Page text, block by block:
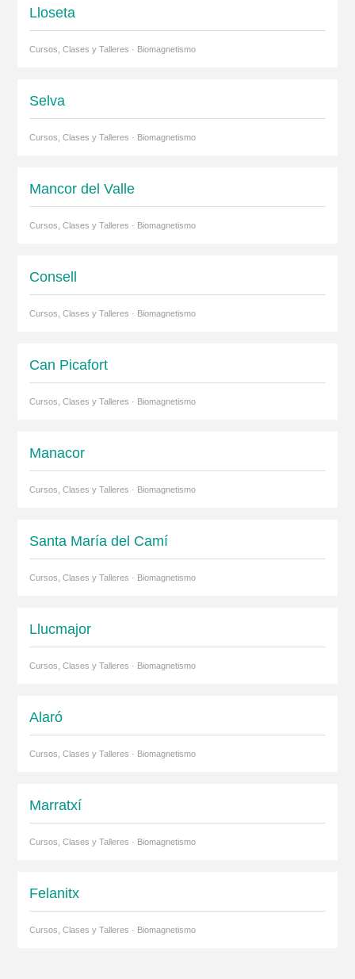
Lloseta
Cursos, Clases y Talleres · Biomagnetismo
Selva
Cursos, Clases y Talleres · Biomagnetismo
Mancor del Valle
Cursos, Clases y Talleres · Biomagnetismo
Consell
Cursos, Clases y Talleres · Biomagnetismo
Can Picafort
Cursos, Clases y Talleres · Biomagnetismo
Manacor
Cursos, Clases y Talleres · Biomagnetismo
Santa María del Camí
Cursos, Clases y Talleres · Biomagnetismo
Llucmajor
Cursos, Clases y Talleres · Biomagnetismo
Alaró
Cursos, Clases y Talleres · Biomagnetismo
Marratxí
Cursos, Clases y Talleres · Biomagnetismo
Felanitx
Cursos, Clases y Talleres · Biomagnetismo